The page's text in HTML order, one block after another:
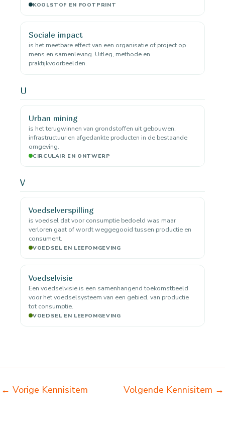
KOOLSTOF EN FOOTPRINT
Sociale impact
is het meetbare effect van een organisatie of project op
mens en samenleving. Uitleg, methode en
praktijkvoorbeelden.
U
Urban mining
is het terugwinnen van grondstoffen uit gebouwen,
infrastructuur en afgedankte producten in de bestaande
omgeving.
CIRCULAIR EN ONTWERP
V
Voedselverspilling
is voedsel dat voor consumptie bedoeld was maar
verloren gaat of wordt weggegooid tussen productie en
consument.
VOEDSEL EN LEEFOMGEVING
Voedselvisie
Een voedselvisie is een samenhangend toekomstbeeld
voor het voedselsysteem van een gebied, van productie
tot consumptie.
VOEDSEL EN LEEFOMGEVING
← Vorige Kennisitem Volgende Kennisitem →